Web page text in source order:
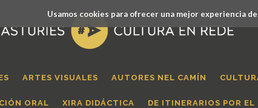
Usamos cookies para ofrecer una mejor experiencia
ARTES VISUALES AUTORES NEL CAMÍN
ORAL XIRA DIDÁCTICA DE ITINERARIOS POR EL